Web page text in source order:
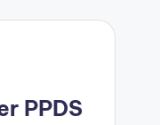
PPDS